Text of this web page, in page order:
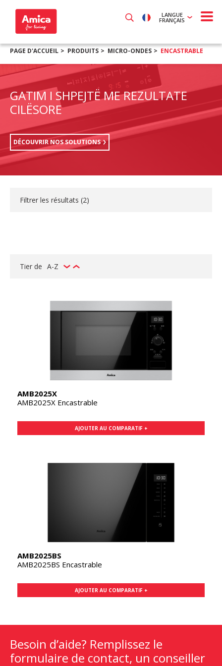
LANGUE
FRANÇAIS
PAGE D'ACCUEIL PRODUITS MICRO-ONDES ENCASTRABLE
GATIM I SHPEJTË ME REZULTATE
CILËSORE
DÉCOUVRIR NOS SOLUTIONS
Filtrer les résultats (2)
Tier de A-Z
AMB2025X
AMB2025X Encastrable
AJOUTER AU COMPARATIF +
AMB2025BS
AMB2025BS Encastrable
AJOUTER AU COMPARATIF +
Besoin d’aide? Remplissez le
formulaire de contact, un conseiller